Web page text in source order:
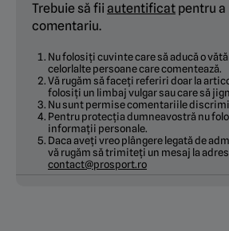
Trebuie să fii autentificat pentru a
comentariu.
Nu folosiți cuvinte care să aducă o
celorlalte persoane care comentează.
Vă rugăm să faceți referiri doar la
folosiți un limbaj vulgar sau care să
Nu sunt permise comentariile
Pentru protecția dumneavostră nu
informații personale.
Daca aveți vreo plângere legată de
vă rugăm să trimiteți un mesaj la
contact@prosport.ro